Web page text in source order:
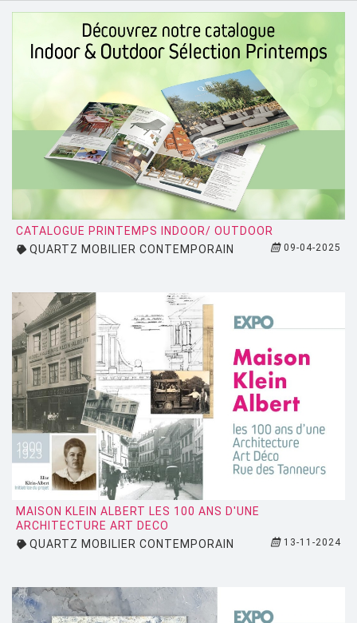
DESIGN HOUSE STOCKHOLM
DRIADE
ESTABLISHED AND SONS
FATBOY
FERMOB
FLOS
FLYTE
FONTANA ARTE
FOSCARINI
FRITZ HANSEN
GANDIA BLASCO
GERVASONI
GLAS ITALIA
GUBI
HISLE
CATALOGUE PRINTEMPS INDOOR/ OUTDOOR
QUARTZ MOBILIER CONTEMPORAIN
09-04-2025
MAISON KLEIN ALBERT LES 100 ANS D'UNE
ARCHITECTURE ART DECO
QUARTZ MOBILIER CONTEMPORAIN
13-11-2024